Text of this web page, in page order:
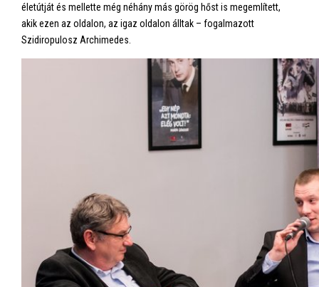
életútját és mellette még néhány más görög hőst is megemlített,
akik ezen az oldalon, az igaz oldalon álltak – fogalmazott
Szidiropulosz Archimedes.